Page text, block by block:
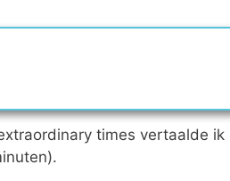
times vertaalde ik